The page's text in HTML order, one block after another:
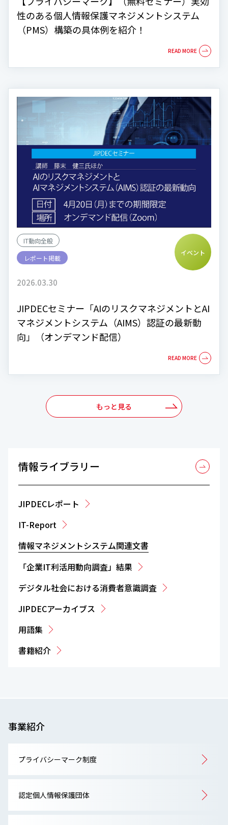
性のある個人情報保護マネジメントシステム
（PMS）構築の具体例を紹介！
IT動向全般
レポート掲載
イベント
2026.03.30
JIPDECセミナー「AIのリスクマネジメントとAI
マネジメントシステム（AIMS）認証の最新動
向」（オンデマンド配信）
もっと見る
情報ライブラリー
JIPDECレポート
IT-Report
情報マネジメントシステム関連文書
「企業IT利活用動向調査」結果
デジタル社会における消費者意識調査
JIPDECアーカイブス
用語集
書籍紹介
事業紹介
プライバシーマーク制度
認定個人情報保護団体